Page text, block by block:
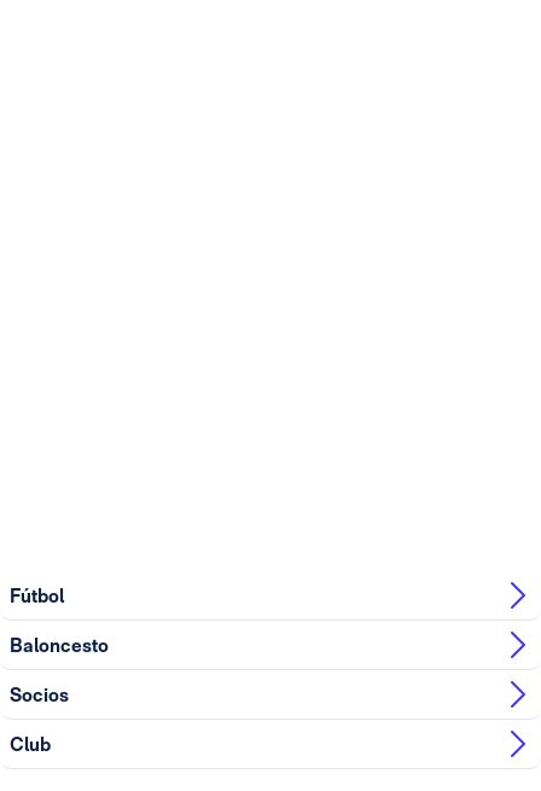
Fútbol
Baloncesto
Socios
Club